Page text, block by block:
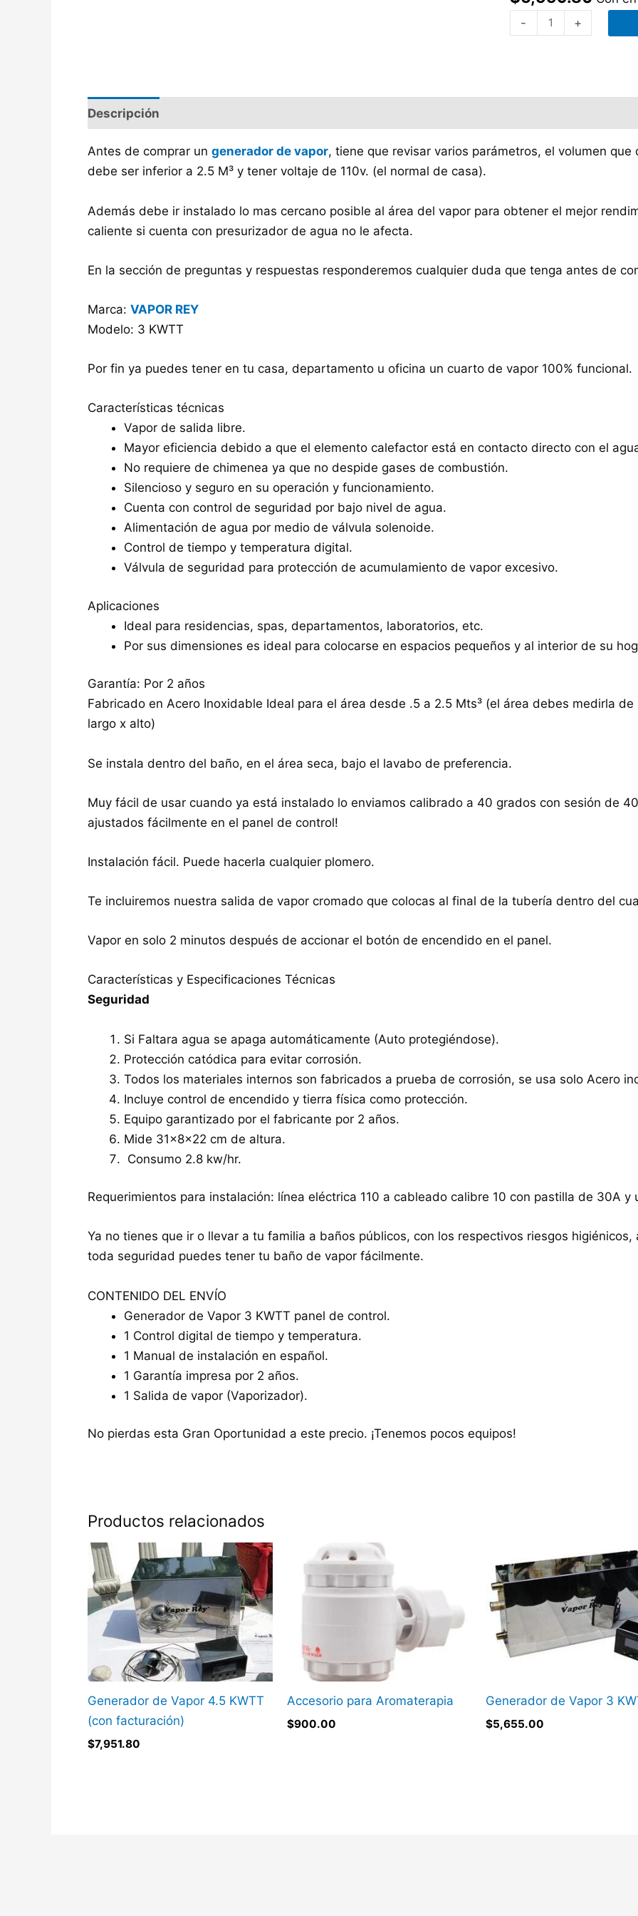
-
+
Descripción
Antes de comprar un generador de vapor, tiene que revisar varios parámetros, el volumen
debe ser inferior a 2.5 M³ y tener voltaje de 110v. (el normal de casa).
Además debe ir instalado lo mas cercano posible al área del vapor para obtener el mejor
caliente si cuenta con presurizador de agua no le afecta.
En la sección de preguntas y respuestas responderemos cualquier duda que tenga antes de
Marca: VAPOR REY
Modelo: 3 KWTT
Por fin ya puedes tener en tu casa, departamento u oficina un cuarto de vapor 100% funcional.
Características técnicas
Vapor de salida libre.
Mayor eficiencia debido a que el elemento calefactor está en contacto directo con el
No requiere de chimenea ya que no despide gases de combustión.
Silencioso y seguro en su operación y funcionamiento.
Cuenta con control de seguridad por bajo nivel de agua.
Alimentación de agua por medio de válvula solenoide.
Control de tiempo y temperatura digital.
Válvula de seguridad para protección de acumulamiento de vapor excesivo.
Aplicaciones
Ideal para residencias, spas, departamentos, laboratorios, etc.
Por sus dimensiones es ideal para colocarse en espacios pequeños y al interior de su
Garantía: Por 2 años
Fabricado en Acero Inoxidable Ideal para el área desde .5 a 2.5 Mts³ (el área debes medirla
largo x alto)
Se instala dentro del baño, en el área seca, bajo el lavabo de preferencia.
Muy fácil de usar cuando ya está instalado lo enviamos calibrado a 40 grados con sesión de
ajustados fácilmente en el panel de control!
Instalación fácil. Puede hacerla cualquier plomero.
Te incluiremos nuestra salida de vapor cromado que colocas al final de la tubería dentro del
Vapor en solo 2 minutos después de accionar el botón de encendido en el panel.
Características y Especificaciones Técnicas
Seguridad
Si Faltara agua se apaga automáticamente (Auto protegiéndose).
Protección catódica para evitar corrosión.
Todos los materiales internos son fabricados a prueba de corrosión, se usa solo Acero
Incluye control de encendido y tierra física como protección.
Equipo garantizado por el fabricante por 2 años.
Mide 31x8x22 cm de altura.
Consumo 2.8 kw/hr.
Requerimientos para instalación: línea eléctrica 110 a cableado calibre 10 con pastilla de 30A
Ya no tienes que ir o llevar a tu familia a baños públicos, con los respectivos riesgos
toda seguridad puedes tener tu baño de vapor fácilmente.
CONTENIDO DEL ENVÍO
Generador de Vapor 3 KWTT panel de control.
1 Control digital de tiempo y temperatura.
1 Manual de instalación en español.
1 Garantía impresa por 2 años.
1 Salida de vapor (Vaporizador).
No pierdas esta Gran Oportunidad a este precio. ¡Tenemos pocos equipos!
Productos relacionados
Generador de Vapor 4.5 KWTT
(con facturación)
$7,951.80
Accesorio para Aromaterapia
$900.00
Generador de Vapor 3
$5,655.00